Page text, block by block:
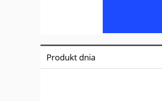
Produkt dnia